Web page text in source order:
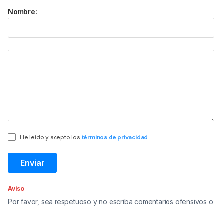
Nombre:
He leído y acepto los términos de privacidad
Aviso
Por favor, sea respetuoso y no escriba comentarios ofensivos o